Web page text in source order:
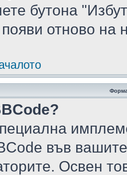
бутона
отново на
във
Освен